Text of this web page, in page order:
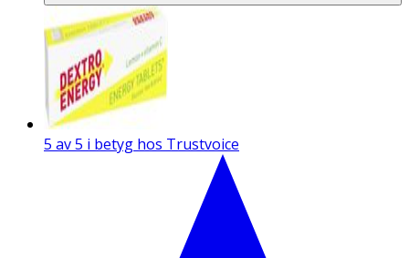
5 av 5 i betyg hos Trustvoice